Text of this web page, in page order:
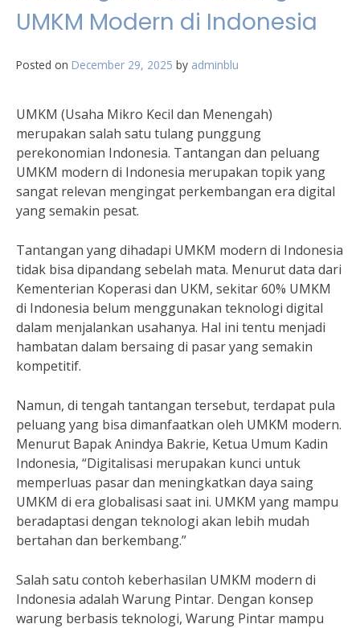
UMKM Modern di Indonesia
Posted on December 29, 2025 by adminblu
UMKM (Usaha Mikro Kecil dan Menengah)
merupakan salah satu tulang punggung
perekonomian Indonesia. Tantangan dan peluang
UMKM modern di Indonesia merupakan topik yang
sangat relevan mengingat perkembangan era digital
yang semakin pesat.
Tantangan yang dihadapi UMKM modern di Indonesia
tidak bisa dipandang sebelah mata. Menurut data dari
Kementerian Koperasi dan UKM, sekitar 60% UMKM
di Indonesia belum menggunakan teknologi digital
dalam menjalankan usahanya. Hal ini tentu menjadi
hambatan dalam bersaing di pasar yang semakin
kompetitif.
Namun, di tengah tantangan tersebut, terdapat pula
peluang yang bisa dimanfaatkan oleh UMKM modern.
Menurut Bapak Anindya Bakrie, Ketua Umum Kadin
Indonesia, “Digitalisasi merupakan kunci untuk
memperluas pasar dan meningkatkan daya saing
UMKM di era globalisasi saat ini. UMKM yang mampu
beradaptasi dengan teknologi akan lebih mudah
bertahan dan berkembang.”
Salah satu contoh keberhasilan UMKM modern di
Indonesia adalah Warung Pintar. Dengan konsep
warung berbasis teknologi, Warung Pintar mampu